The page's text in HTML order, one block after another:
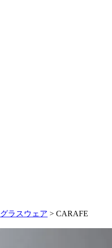
グラスウェア > CARAFE